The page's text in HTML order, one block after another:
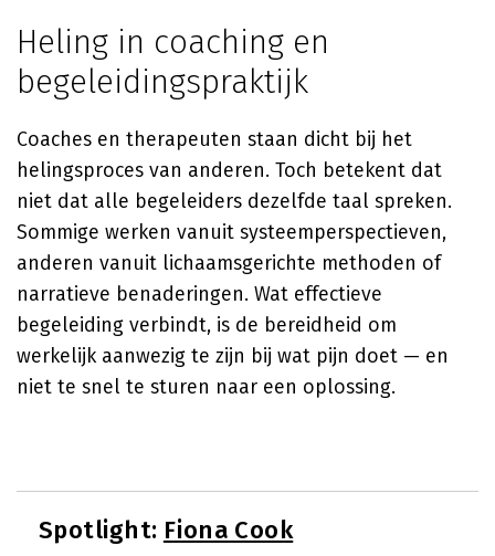
Heling in coaching en
begeleidingspraktijk
Coaches en therapeuten staan dicht bij het
helingsproces van anderen. Toch betekent dat
niet dat alle begeleiders dezelfde taal spreken.
Sommige werken vanuit systeemperspectieven,
anderen vanuit lichaamsgerichte methoden of
narratieve benaderingen. Wat effectieve
begeleiding verbindt, is de bereidheid om
werkelijk aanwezig te zijn bij wat pijn doet — en
niet te snel te sturen naar een oplossing.
Spotlight: Fiona Cook